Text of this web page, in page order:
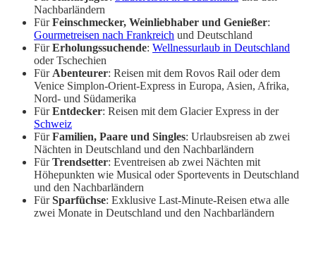
Nachbarländern
FürFeinschmecker, Weinliebhaber und Genießer:
Gourmetreisen nach Frankreich und Deutschland
FürErholungssuchende: Wellnessurlaub in Deutschland
oder Tschechien
Für Abenteurer: Reisen mit dem Rovos Rail oder dem
Venice Simplon-Orient-Express in Europa, Asien, Afrika,
Nord- und Südamerika
FürEntdecker: Reisen mit dem Glacier Express in der
Schweiz
FürFamilien, Paare und Singles: Urlaubsreisen ab zwei
Nächten in Deutschland und den Nachbarländern
FürTrendsetter: Eventreisen ab zwei Nächten mit
Höhepunkten wie Musical oder Sportevents in Deutschland
und den Nachbarländern
FürSparfüchse: Exklusive Last-Minute-Reisen etwa alle
zwei Monate in Deutschland und den Nachbarländern